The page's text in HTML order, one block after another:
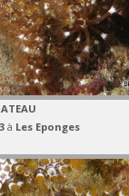
à Les Eponges